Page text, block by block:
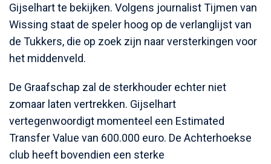
Gijselhart te bekijken. Volgens journalist Tijmen van
Wissing staat de speler hoog op de verlanglijst van
de Tukkers, die op zoek zijn naar versterkingen voor
het middenveld.
De Graafschap zal de sterkhouder echter niet
zomaar laten vertrekken. Gijselhart
vertegenwoordigt momenteel een Estimated
Transfer Value van 600.000 euro. De Achterhoekse
club heeft bovendien een sterke